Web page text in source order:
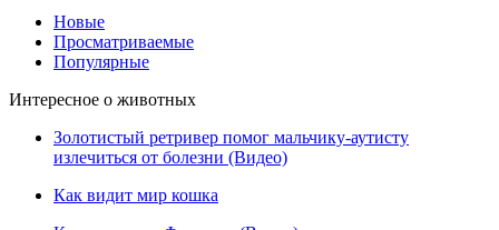
Новые
Просматриваемые
Популярные
Интересное о животных
Золотистый ретривер помог мальчику-аутисту
излечиться от болезни (Видео)
Как видит мир кошка